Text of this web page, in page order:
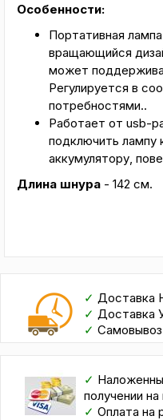
Особенности:
Портативная
вращающийся
может
Регулируется в
потребностями..
Работает от usb-
подключить
аккумулятору,
Длина шнура - 142 см.
✓ Доставка
✓ Доставка
✓ Самовывоз
✓
получении на
✓ Оплата на